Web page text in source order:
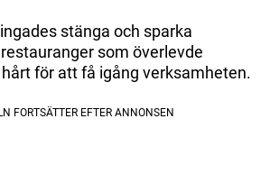
stänga och sparka
som överlevde
för att få igång verksamheten.